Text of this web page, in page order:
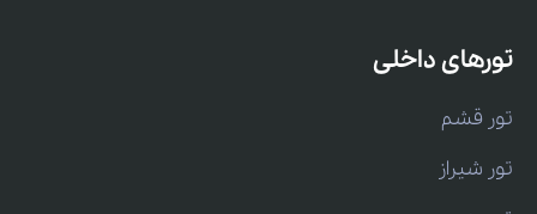
تورهای داخلی
تور قشم
تور شیراز